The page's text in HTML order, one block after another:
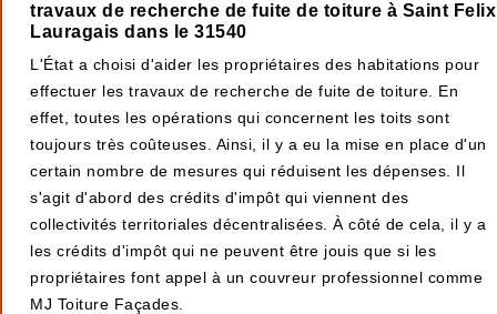
travaux de recherche de fuite de toiture à Saint Felix
Lauragais dans le 31540
L'État a choisi d'aider les propriétaires des habitations pour
effectuer les travaux de recherche de fuite de toiture. En
effet, toutes les opérations qui concernent les toits sont
toujours très coûteuses. Ainsi, il y a eu la mise en place d'un
certain nombre de mesures qui réduisent les dépenses. Il
s'agit d'abord des crédits d'impôt qui viennent des
collectivités territoriales décentralisées. À côté de cela, il y a
les crédits d'impôt qui ne peuvent être jouis que si les
propriétaires font appel à un couvreur professionnel comme
MJ Toiture Façades.